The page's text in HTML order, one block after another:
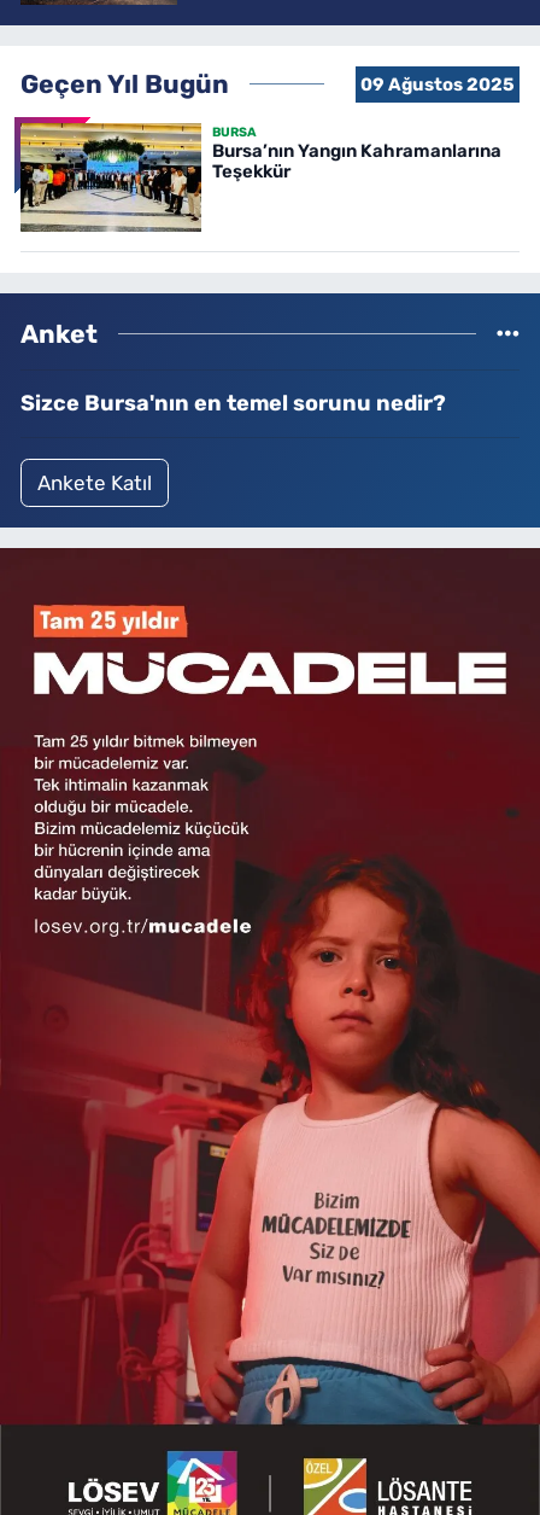
Geçen Yıl Bugün 09 Ağustos 2025
BURSA
Bursa’nın Yangın Kahramanlarına
Teşekkür
Anket
Sizce Bursa'nın en temel sorunu nedir?
Ankete Katıl